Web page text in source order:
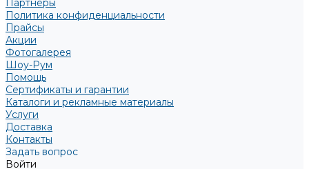
Партнёры
Политика конфиденциальности
Прайсы
Акции
Фотогалерея
Шоу-Рум
Помощь
Сертификаты и гарантии
Каталоги и рекламные материалы
Услуги
Доставка
Контакты
Задать вопрос
Войти